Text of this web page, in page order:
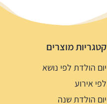
קטגריות מוצרים
יום הולדת לפי נושא
לפי אירוע
יום הולדת שנה